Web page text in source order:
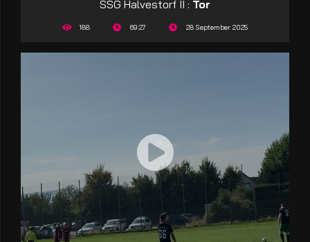
SSG Halvestorf II : Tor
188 69:27 28 September 2025